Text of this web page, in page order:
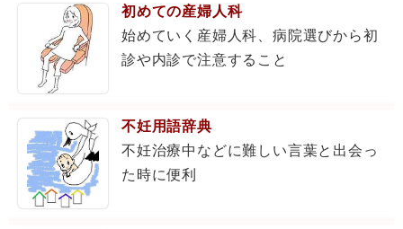
初めての産婦人科
始めていく産婦人科、病院選びから初
診や内診で注意すること
不妊用語辞典
不妊治療中などに難しい言葉と出会っ
た時に便利